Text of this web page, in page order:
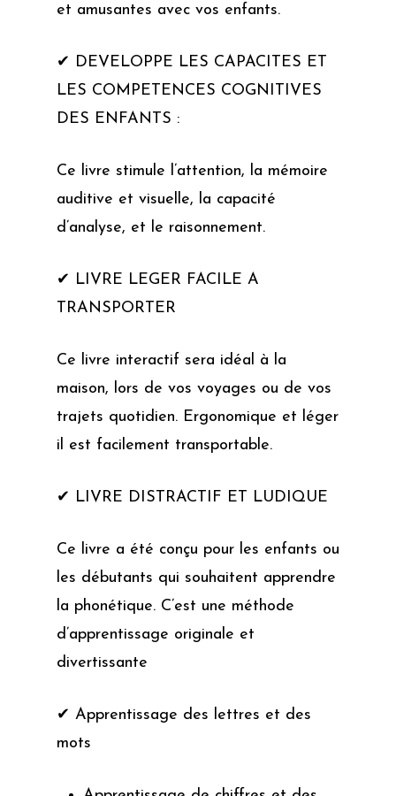
et amusantes avec vos enfants.
✔ DEVELOPPE LES CAPACITES ET
LES COMPETENCES COGNITIVES
DES ENFANTS :
Ce livre stimule l’attention, la mémoire
auditive et visuelle, la capacité
d’analyse, et le raisonnement.
✔ LIVRE LEGER FACILE A
TRANSPORTER
Ce livre interactif sera idéal à la
maison, lors de vos voyages ou de vos
trajets quotidien. Ergonomique et léger
il est facilement transportable.
✔ LIVRE DISTRACTIF ET LUDIQUE
Ce livre a été conçu pour les enfants ou
les débutants qui souhaitent apprendre
la phonétique. C’est une méthode
d’apprentissage originale et
divertissante
✔ Apprentissage des lettres et des
mots